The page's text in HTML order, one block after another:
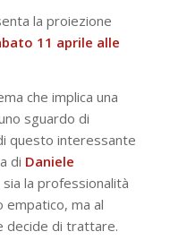
la proiezione
11 aprile alle
che implica una
sguardo di
questo interessante
di Daniele
la professionalità
empatico, ma al
decide di trattare.